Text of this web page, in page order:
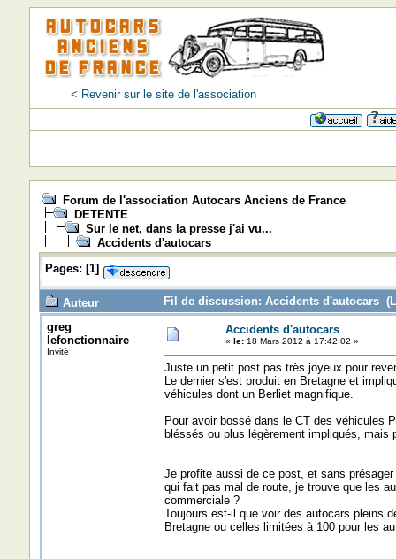
< Revenir sur le site de l'association
Forum de l'association Autocars Anciens de France
DETENTE
Sur le net, dans la presse j'ai vu...
Accidents d'autocars
Pages: [1]
Auteur
Fil de discussion: Accidents d'autocars
greg
lefonctionnaire
Invité
Accidents d'autocars
« le:18 Mars 2012 à 17:42:02 »
Juste un petit post pas très joyeux pour
Le dernier s'est produit en Bretagne et
véhicules dont un Berliet magnifique.
Pour avoir bossé dans le CT des véhicules
bléssés ou plus légèrement impliqués, mais
Je profite aussi de ce post, et sans
qui fait pas mal de route, je trouve que les
commerciale ?
Toujours est-il que voir des autocars pleins
Bretagne ou celles limitées à 100 pour les